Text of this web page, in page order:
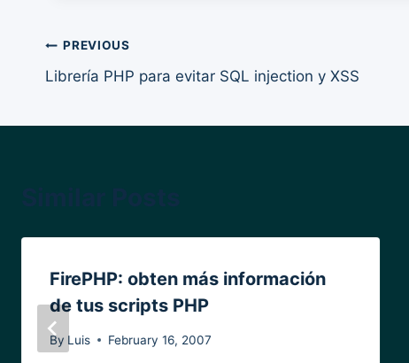
Post
navigation
PREVIOUS
Librería PHP para evitar SQL injection y XSS
FirePHP: obten más información
de tus scripts PHP
By Luis February 16, 2007